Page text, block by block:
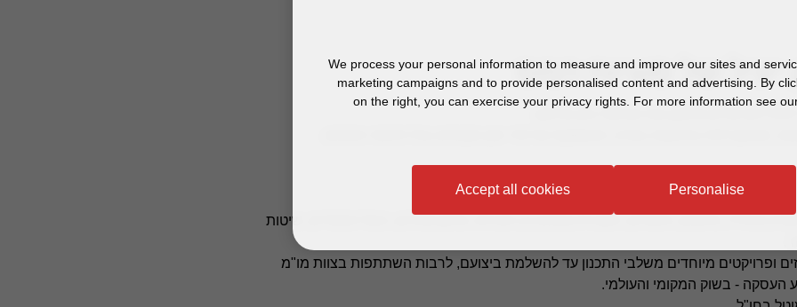
של סוגיות המס
אליהן ולתכנן את הטיפול בהן מראש.
מהמובילות בתחומה בארץ, המספקת שירותי יעוץ מקיפים בכל תחומי המסים.
ובחו"ל, מיזוגים, פיצולים, העברת נכסים בין חברות, ארגון מחדש, ניצול הפסדים, שיטות
ופרויקטים מיוחדים משלבי התכנון עד להשלמת ביצועם, לרבות השתתפות בצוות מו"מ
העסקה - בשוק המקומי והעולמי.
We process your personal information to measure and improve our sites and
marketing campaigns and to provide personalised content and advertising. By
on the right, you can exercise your privacy rights. For more information see
Accept all cookies Personalise